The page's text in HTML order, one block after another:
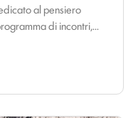
al pensiero
di incontri,...